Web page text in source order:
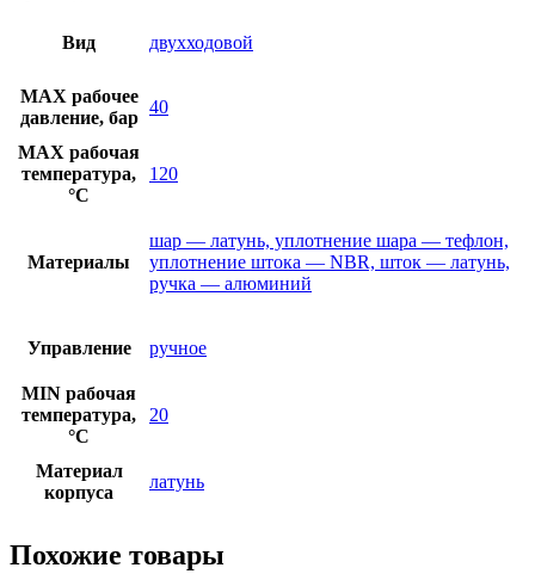
Вид двухходовой
MAX рабочее
давление, бар
40
MAX рабочая
температура,
°C
120
Материалы
шар — латунь, уплотнение шара — тефлон,
уплотнение штока — NBR, шток — латунь,
ручка — алюминий
Управление ручное
MIN рабочая
температура,
°C
20
Материал
корпуса
латунь
Похожие товары